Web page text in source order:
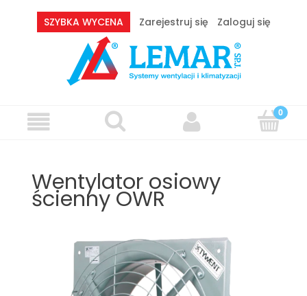
SZYBKA WYCENA Zarejestruj się Zaloguj się
Wentylator osiowy
ścienny OWR